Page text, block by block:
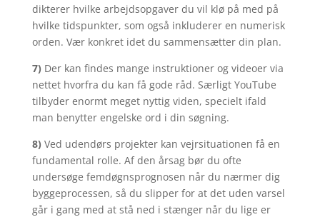
dikterer hvilke arbejdsopgaver du vil klø på med på
hvilke tidspunkter, som også inkluderer en numerisk
orden. Vær konkret idet du sammensætter din plan.
7) Der kan findes mange instruktioner og videoer via
nettet hvorfra du kan få gode råd. Særligt YouTube
tilbyder enormt meget nyttig viden, specielt ifald
man benytter engelske ord i din søgning.
8) Ved udendørs projekter kan vejrsituationen få en
fundamental rolle. Af den årsag bør du ofte
undersøge femdøgnsprognosen når du nærmer dig
byggeprocessen, så du slipper for at det uden varsel
går i gang med at stå ned i stænger når du lige er